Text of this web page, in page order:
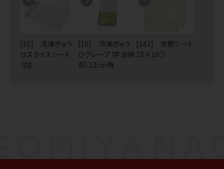
[10] 冷凍ぎゅう
ひスライスシート
（白）
[10] 冷凍ぎゅう
ひクレープ（宇治抹
茶）12cm角
[142] 求肥シート
10×10①